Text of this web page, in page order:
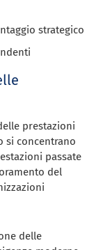
strategico
prestazioni
si concentrano
passate
del
delle